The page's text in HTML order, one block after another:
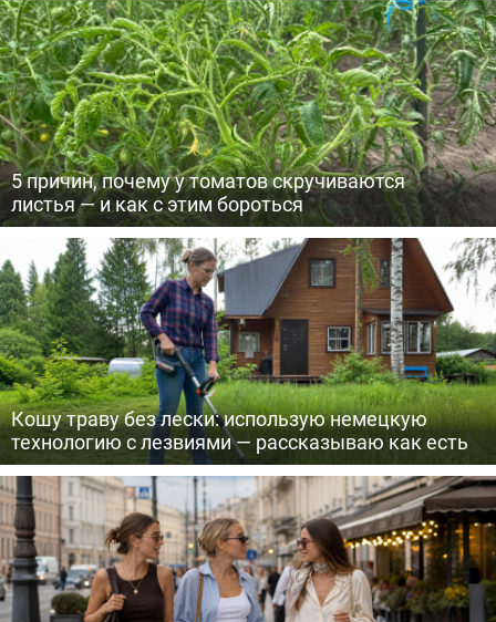
5 причин, почему у томатов скручиваются
листья — и как с этим бороться
Кошу траву без лески: использую немецкую
технологию с лезвиями — рассказываю как есть